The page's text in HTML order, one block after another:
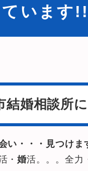
います
結婚相談所
い・・・見つけま
・婚活。。。全力